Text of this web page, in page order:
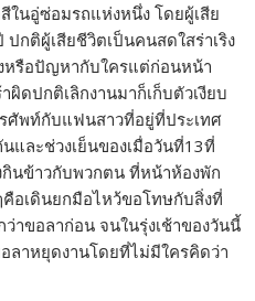
ในอู่ซ่อมรถแห่งหนึ่ง โดยผู้เสีย
กติผู้เสียชีวิตเป็นคนสดใสร่าเริง
หรือปัญหากับใครแต่ก่อนหน้า
ดปกติเลิกงานมาก็เก็บตัวเงียบ
ศัพท์กับแฟนสาวที่อยู่ที่ประเทศ
และช่วงเย็นของเมื่อวันที่13ที่
กินข้าวกับพวกตน ที่หน้าห้องพัก
อเดินยกมือไหว้ขอโทษกับสิ่งที่
าขอลาก่อน จนในรุ่งเช้าของวันนี้
ลาหยุดงานโดยที่ไม่มีใครคิดว่า